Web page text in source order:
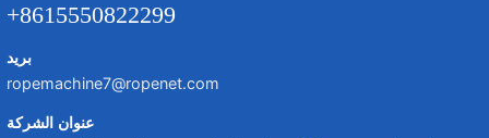
+8615550822299
بريد
ropemachine7@ropenet.com
عنوان الشركة